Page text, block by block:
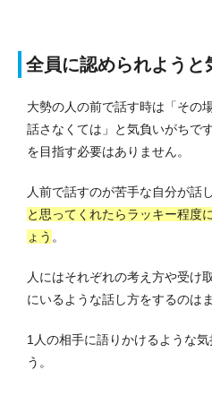
全員に認められようと
大勢の人の前で話す時は「その
話さなくては」と気負いがちで
を目指す必要はありません。
人前で話すのが苦手な自分が話
と思ってくれたらラッキー程度
ょう 。
人にはそれぞれの考え方や受け
にいるような話し方をするのは
1人の相手に語りかけるような
う。